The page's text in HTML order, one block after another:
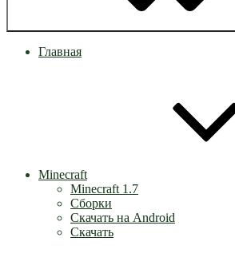
Главная
Minecraft
Minecraft 1.7
Сборки
Скачать на Android
Скачать